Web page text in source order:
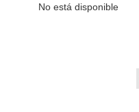
No está disponible